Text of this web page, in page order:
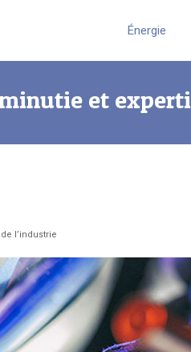
Énergie
et
l’industrie